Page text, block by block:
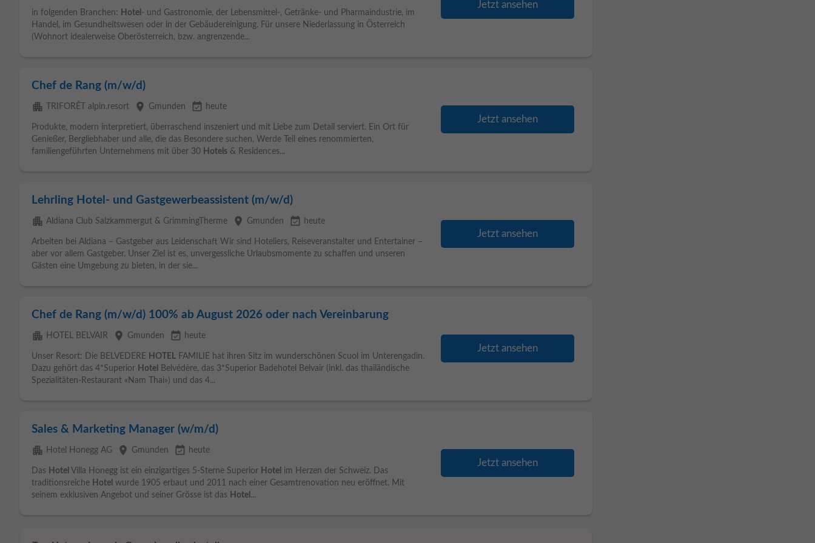
in folgenden Branchen: Hotel - und Gastronomie, der Lebensmittel-, Getränke- und Pharmaindustrie, im
Handel, im Gesundheitswesen oder in der Gebäudereinigung. Für unsere Niederlassung in Österreich
(Wohnort idealerweise Oberösterreich, bzw. angrenzende...
Jetzt ansehen
Chef de Rang (m/w/d)
apartment TRIFORÊT alpin.resort place Gmunden event_available heute
Produkte, modern interpretiert, überraschend inszeniert und mit Liebe zum Detail serviert. Ein Ort für
Genießer, Bergliebhaber und alle, die das Besondere suchen. Werde Teil eines renommierten,
familiengeführten Unternehmens mit über 30 Hotels & Residences...
Jetzt ansehen
Lehrling Hotel- und Gastgewerbeassistent (m/w/d)
apartment Aldiana Club Salzkammergut & GrimmingTherme place Gmunden event_available heute
Arbeiten bei Aldiana – Gastgeber aus Leidenschaft Wir sind Hoteliers, Reiseveranstalter und Entertainer –
aber vor allem Gastgeber. Unser Ziel ist es, unvergessliche Urlaubsmomente zu schaffen und unseren
Gästen eine Umgebung zu bieten, in der sie...
Jetzt ansehen
Chef de Rang (m/w/d) 100% ab August 2026 oder nach Vereinbarung
apartment HOTEL BELVAIR place Gmunden event_available heute
Unser Resort: Die BELVEDERE HOTEL FAMILIE hat ihren Sitz im wunderschönen Scuol im Unterengadin.
Dazu gehört das 4*Superior Hotel
Belvédère, das 3*Superior Badehotel Belvair (inkl. das thailändische
Spezialitäten-Restaurant «Nam Thai») und das 4...
Jetzt ansehen
Sales & Marketing Manager (w/m/d)
apartment Hotel Honegg AG place Gmunden event_available heute
Das Hotel Villa Honegg ist ein einzigartiges 5-Sterne Superior Hotel im Herzen der Schweiz. Das
traditionsreiche Hotel wurde 1905 erbaut und 2011 nach einer Gesamtrenovation neu eröffnet. Mit
seinem exklusiven Angebot und seiner Grösse ist das Hotel ...
Jetzt ansehen